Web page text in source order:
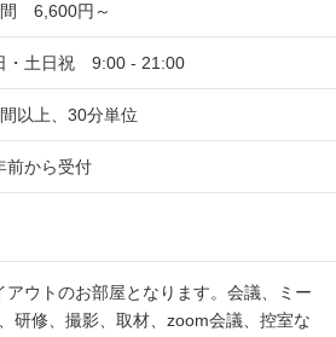
6,600円～
・土日祝 9:00 - 21:00
以上、30分単位
前から受付
ウトのお部屋となります。会議、ミー
研修、撮影、取材、zoom会議、控室な